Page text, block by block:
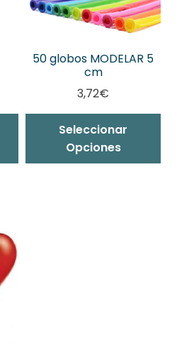
50 globos MODELAR 5
cm
3,72€
Seleccionar
Opciones